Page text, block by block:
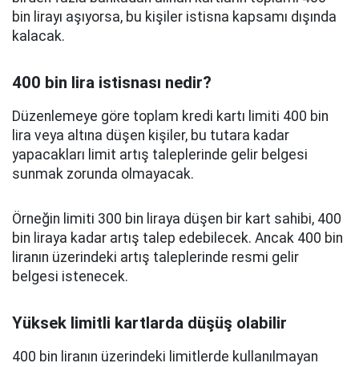
bin lirayı aşıyorsa, bu kişiler istisna kapsamı dışında
kalacak.
400 bin lira istisnası nedir?
Düzenlemeye göre toplam kredi kartı limiti 400 bin
lira veya altına düşen kişiler, bu tutara kadar
yapacakları limit artış taleplerinde gelir belgesi
sunmak zorunda olmayacak.
Örneğin limiti 300 bin liraya düşen bir kart sahibi, 400
bin liraya kadar artış talep edebilecek. Ancak 400 bin
liranın üzerindeki artış taleplerinde resmi gelir
belgesi istenecek.
Yüksek limitli kartlarda düşüş olabilir
400 bin liranın üzerindeki limitlerde kullanılmayan